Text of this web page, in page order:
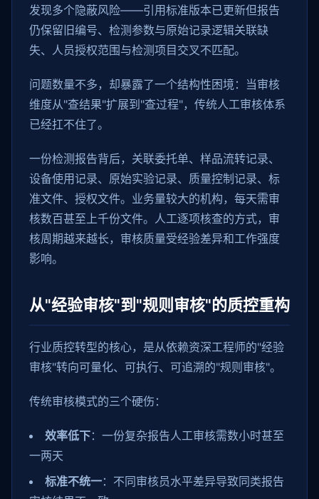
发现多个隐蔽风险——引用标准版本已更新但报告
仍保留旧编号、检测参数与原始记录逻辑关联缺
失、人员授权范围与检测项目交叉不匹配。
问题数量不多，却暴露了一个结构性困境：当审核
维度从"查结果"扩展到"查过程"，传统人工审核体系
已经扛不住了。
一份检测报告背后，关联委托单、样品流转记录、
设备使用记录、原始实验记录、质量控制记录、标
准文件、授权文件。业务量较大的机构，每天需审
核数百甚至上千份文件。人工逐项核查的方式，审
核周期越来越长，审核质量受经验差异和工作强度
影响。
从"经验审核"到"规则审核"的质控重构
行业质控转型的核心，是从依赖资深工程师的"经验
审核"转向可量化、可执行、可追溯的"规则审核"。
传统审核模式的三个硬伤：
效率低下：一份复杂报告人工审核需数小时甚至
一两天
标准不统一：不同审核员水平差异导致同类报告